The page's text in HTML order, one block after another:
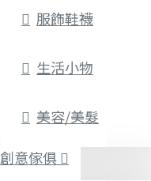
服飾鞋襪
生活小物
美容/美髮
創意傢俱